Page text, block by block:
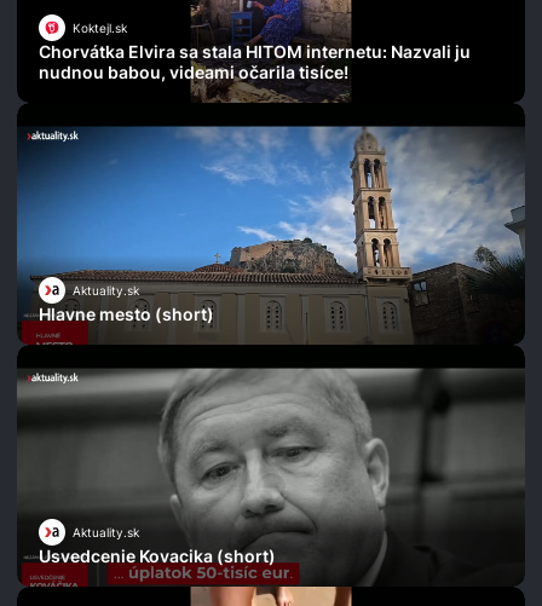
Koktejl.sk
Chorvátka Elvira sa stala HITOM internetu: Nazvali ju
nudnou babou, videami očarila tisíce!
Aktuality.sk
Hlavne mesto (short)
Aktuality.sk
Usvedcenie Kovacika (short)